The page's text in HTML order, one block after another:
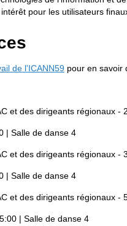
pour les utilisateurs
de l'ICANN59 pour en savoir
des dirigeants régionaux -
de danse 4
des dirigeants régionaux -
de danse 4
des dirigeants régionaux -
| Salle de danse 4